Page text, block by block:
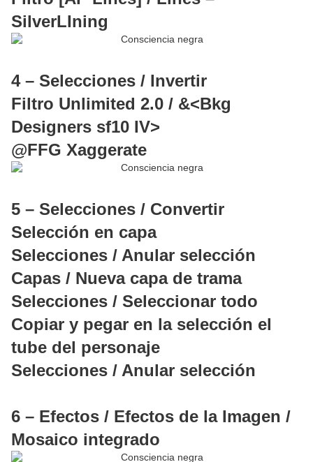
SilverLIning
4 – Selecciones / Invertir
Filtro Unlimited 2.0 / &<Bkg
Designers sf10 IV>
@FFG Xaggerate
5 – Selecciones / Convertir
Selección en capa
Selecciones / Anular selección
Capas / Nueva capa de trama
Selecciones / Seleccionar todo
Copiar y pegar en la selección el
tube del personaje
Selecciones / Anular selección
6 – Efectos / Efectos de la Imagen /
Mosaico integrado